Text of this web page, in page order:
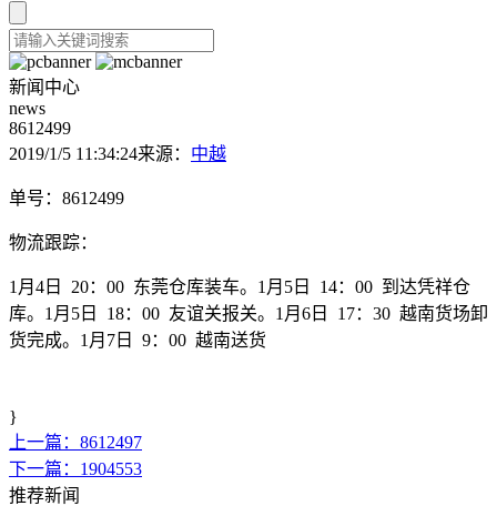
新闻中心
news
8612499
2019/1/5 11:34:24来源： 中越
单号：8612499
物流跟踪：
1月4日 20：00 东莞仓库装车。1月5日 14：00 到达凭祥仓
库。1月5日 18：00 友谊关报关。1月6日 17：30 越南货场卸
货完成。1月7日 9：00 越南送货
}
上一篇：8612497
下一篇：1904553
推荐新闻